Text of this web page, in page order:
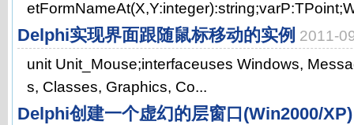
Delphi实现界面跟随鼠标移动的实例 2011-
unit Unit_Mouse;interfaceuses Windows,
s, Classes, Graphics, Co...
Delphi创建一个虚幻的层窗口(Win2000/XP)